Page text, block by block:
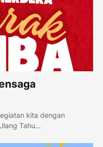
kita dengan
Tahu…